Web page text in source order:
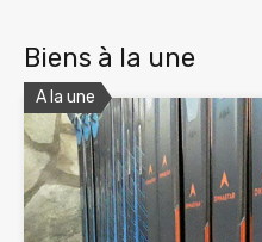
Biens à la une
A la une